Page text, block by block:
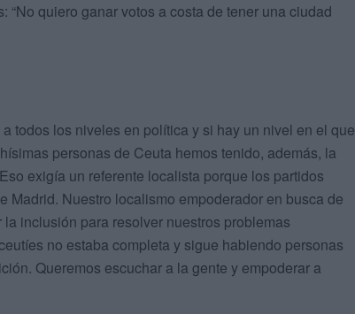
quiero ganar votos a costa de tener una ciudad
todos los niveles en política y si hay un nivel en el que
personas de Ceuta hemos tenido, además, la
exigía un referente localista porque los partidos
Nuestro localismo empoderador en busca de
inclusión para resolver nuestros problemas
no estaba completa y sigue habiendo personas
Queremos escuchar a la gente y empoderar a